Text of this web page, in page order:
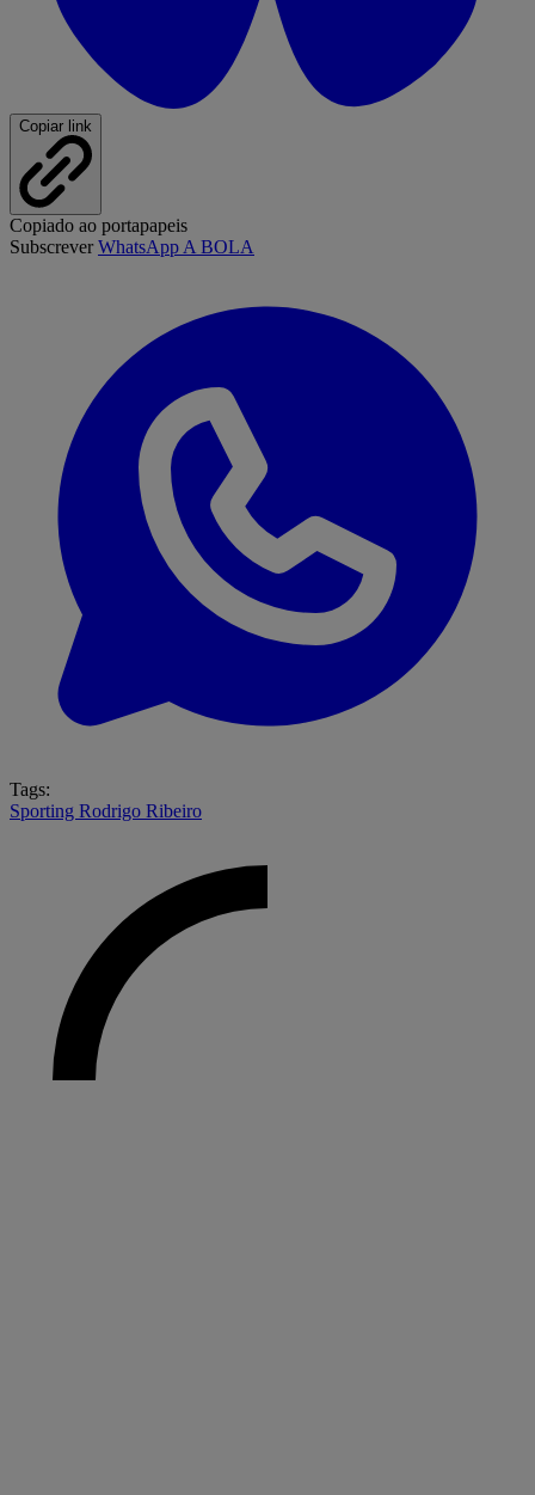
Copiar link
Copiado ao portapapeis
SubscreverWhatsApp A BOLA
Tags:
Sporting Rodrigo Ribeiro